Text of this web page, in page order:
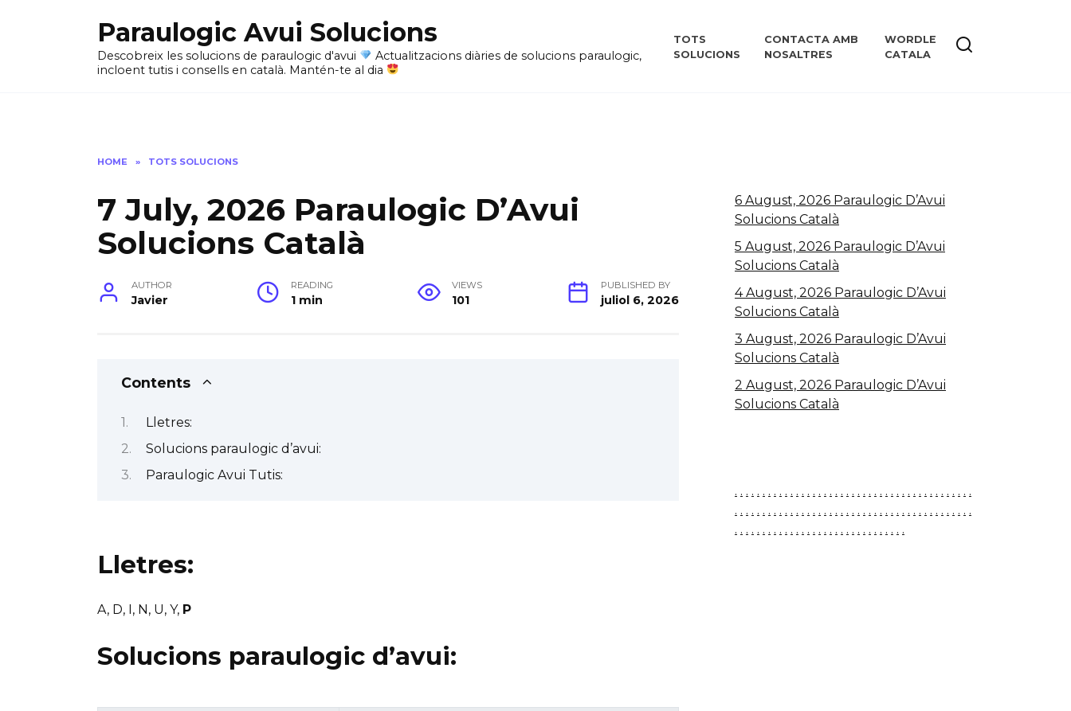
Paraulogic Avui Solucions
Descobreix les solucions de paraulogic d'avui
Actualitzacions diàries de solucions paraulogic,
incloent tutis i consells en català. Mantén-te al dia
TOTS
SOLUCIONS
CONTACTA AMB
NOSALTRES
WORDLE
CATALA
HOME » TOTS SOLUCIONS
7 July, 2026 Paraulogic D’Avui
Solucions Català
AUTHOR
Javier
READING
1 min
VIEWS
101
PUBLISHED BY
juliol 6, 2026
Contents
Lletres:
Solucions paraulogic d’avui:
Paraulogic Avui Tutis:
Lletres:
A, D, I, N, U, Y, P
Solucions paraulogic d’avui:
6 August, 2026 Paraulogic D’Avui
Solucions Català
5 August, 2026 Paraulogic D’Avui
Solucions Català
4 August, 2026 Paraulogic D’Avui
Solucions Català
3 August, 2026 Paraulogic D’Avui
Solucions Català
2 August, 2026 Paraulogic D’Avui
Solucions Català
. . . . . . . . . . . . . . . . . . . . . . . . . . . . . . . . . . . . . . . . . . .
. . . . . . . . . . . . . . . . . . . . . . . . . . . . . . . . . . . . . . . . . . .
. . . . . . . . . . . . . . . . . . . . . . . . . . . . . . .